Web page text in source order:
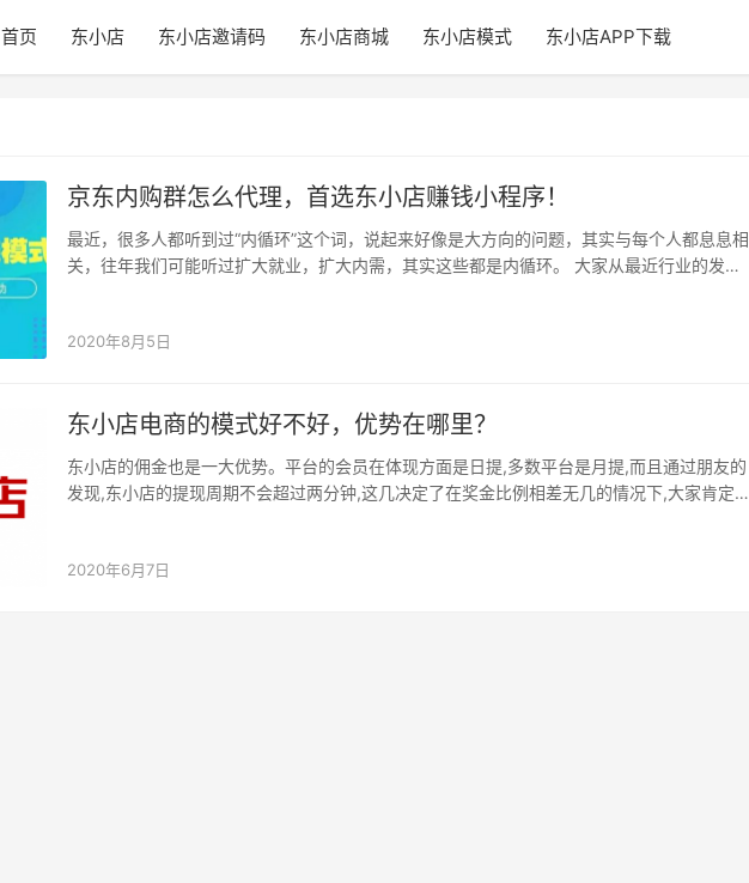
首页 东小店 东小店邀请码 东小店商城 东小店模式 东小店APP下载
京东内购群怎么代理，首选东小店赚钱小程序！
最近，很多人都听到过“内循环”这个词，说起来好像是大方向的问题，其实与每个人都息息相
关，往年我们可能听过扩大就业，扩大内需，其实这些都是内循环。 大家从最近行业的发展
2020年8月5日
东小店电商的模式好不好，优势在哪里？
东小店的佣金也是一大优势。平台的会员在体现方面是日提,多数平台是月提,而且通过朋友的
发现,东小店的提现周期不会超过两分钟,这几决定了在奖金比例相差无几的情况下,大家肯定会
2020年6月7日